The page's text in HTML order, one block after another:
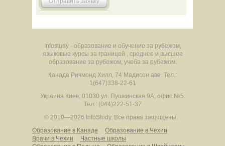
Infostudy - образование и обучение за рубежом,
языковые курсы за границей , среднее и высшее
образование за рубежом, учеба за рубежом.
Канада Ричмонд Хилл, 74 Мадисон аве. Тел.:
1(647)338-22-61
Украина Киев, 01030 ул. Пушкинская 9А, офис №5.
Тел.: (044)222-51-37
© 2010—2026 InfoStudy. Все права защищены.
Образование в Канаде
Образование в Чехии
Врачи в Чехии
Частные школы